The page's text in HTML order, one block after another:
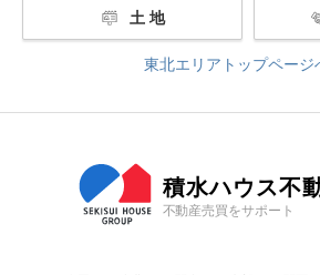
土 地
東北エリアトップページ
積水ハウス不
不動産売買をサポート